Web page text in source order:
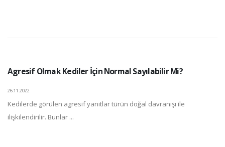
Agresif Olmak Kediler İçin Normal Sayılabilir Mi?
26.11.2022
Kedilerde görülen agresif yanıtlar türün doğal davranışı ile
ilişkilendirilir. Bunlar ...